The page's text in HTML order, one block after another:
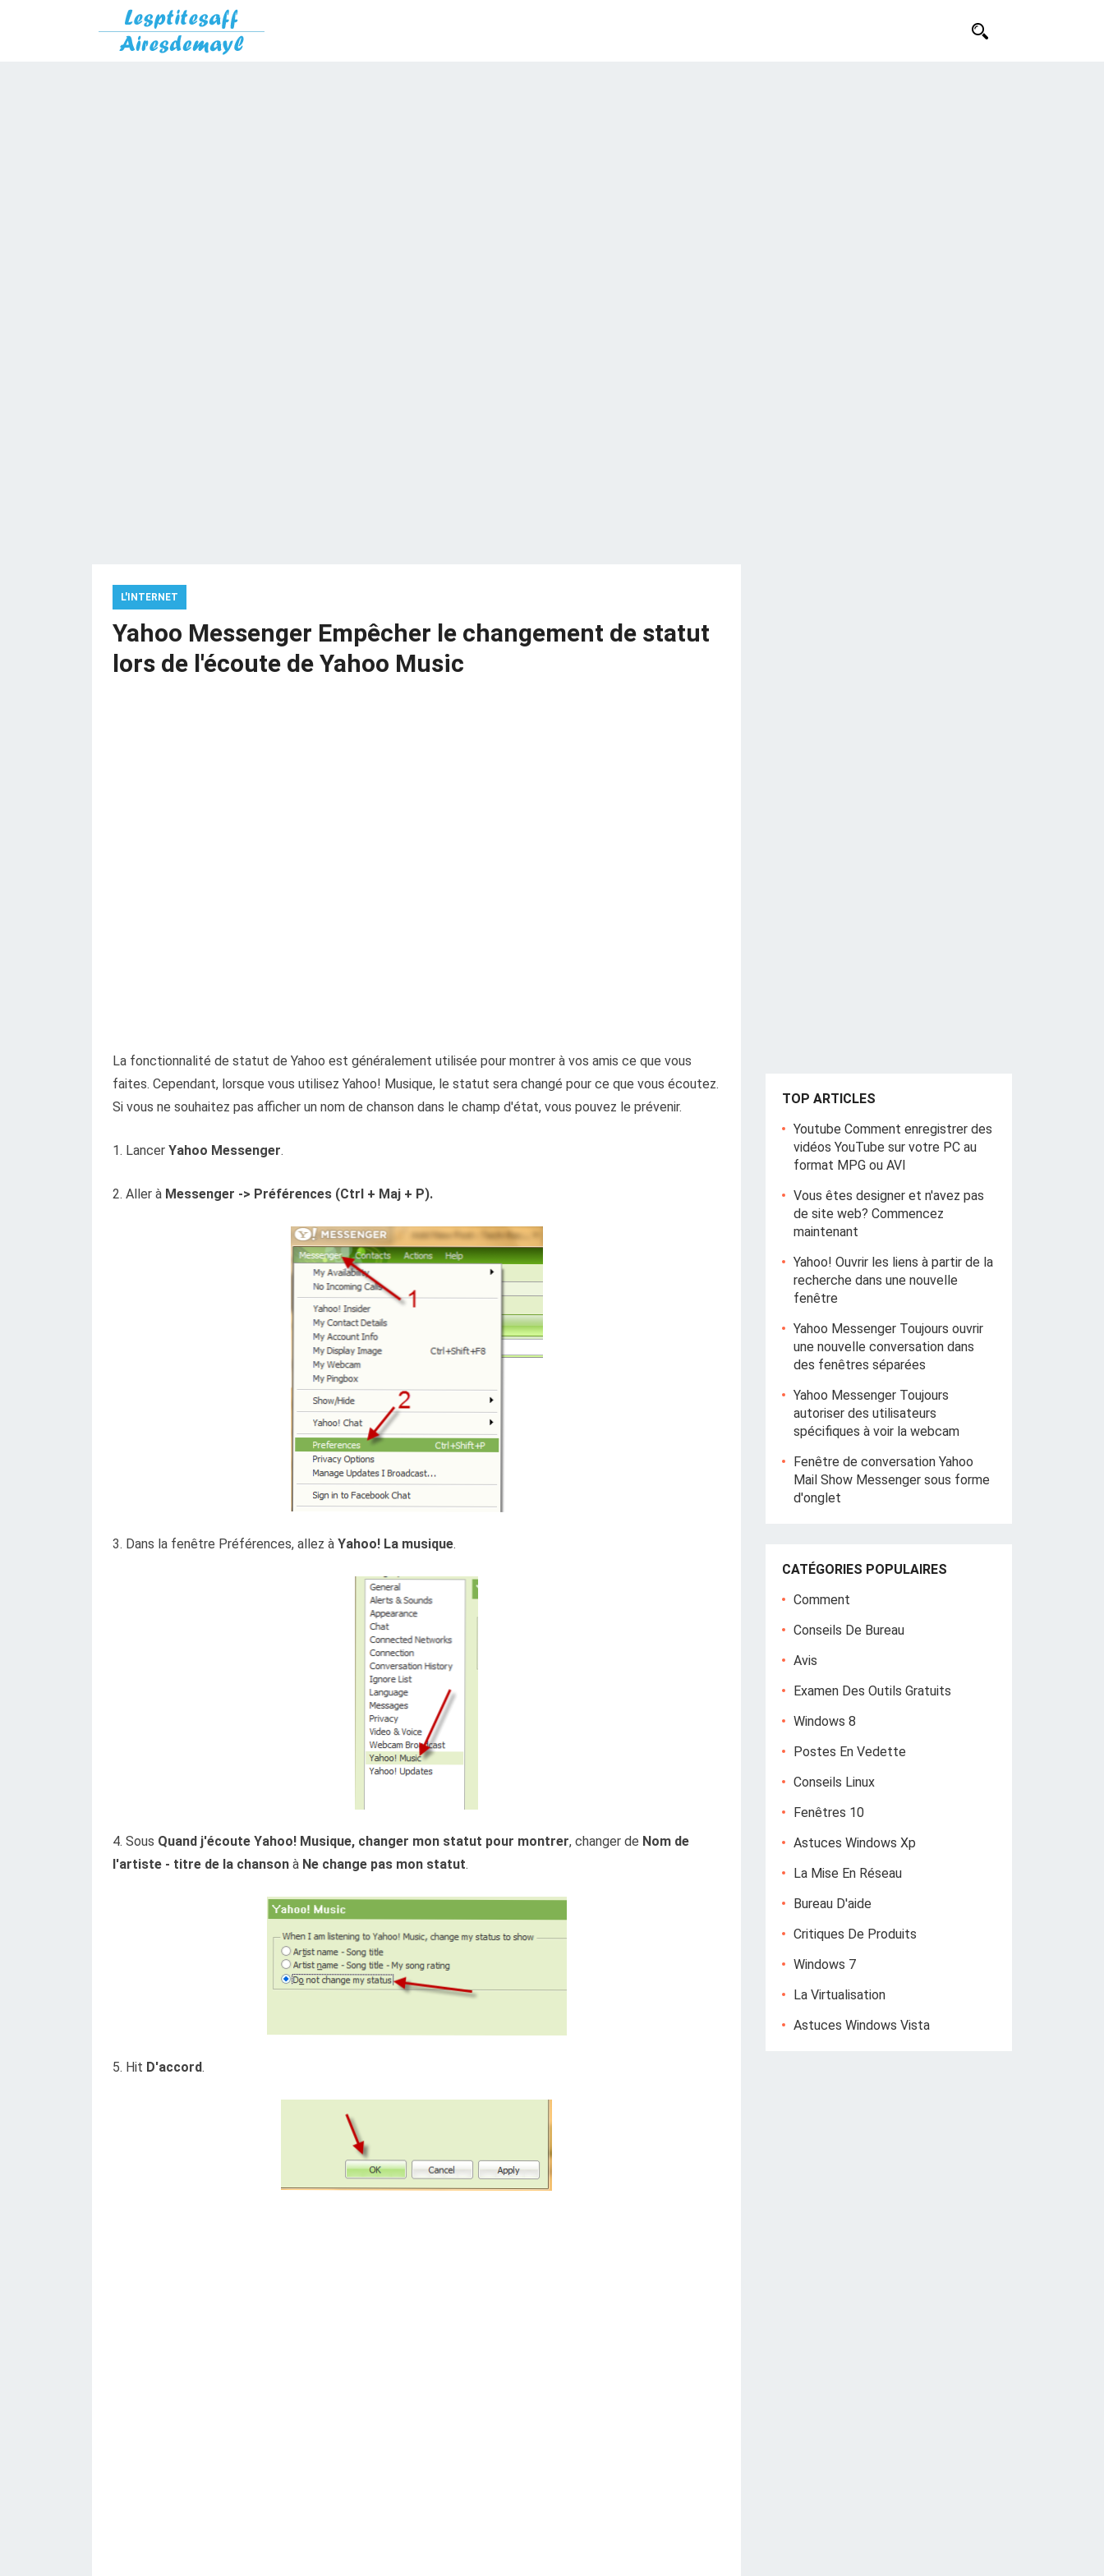
L'INTERNET
Yahoo Messenger Empêcher le changement de statut
lors de l'écoute de Yahoo Music
La fonctionnalité de statut de Yahoo est généralement utilisée pour montrer à vos amis ce que vous
faites. Cependant, lorsque vous utilisez Yahoo! Musique, le statut sera changé pour ce que vous écoutez.
Si vous ne souhaitez pas afficher un nom de chanson dans le champ d'état, vous pouvez le prévenir.
1. Lancer Yahoo Messenger.
2. Aller à Messenger -> Préférences (Ctrl + Maj + P).
3. Dans la fenêtre Préférences, allez à Yahoo! La musique.
4. Sous Quand j'écoute Yahoo! Musique, changer mon statut pour montrer, changer de Nom de
l'artiste - titre de la chanson à Ne change pas mon statut.
5. Hit D'accord.
TOP ARTICLES
Youtube Comment enregistrer des
vidéos YouTube sur votre PC au
format MPG ou AVI
Vous êtes designer et n'avez pas
de site web? Commencez
maintenant
Yahoo! Ouvrir les liens à partir de la
recherche dans une nouvelle
fenêtre
Yahoo Messenger Toujours ouvrir
une nouvelle conversation dans
des fenêtres séparées
Yahoo Messenger Toujours
autoriser des utilisateurs
spécifiques à voir la webcam
Fenêtre de conversation Yahoo
Mail Show Messenger sous forme
d'onglet
CATÉGORIES POPULAIRES
Comment
Conseils De Bureau
Avis
Examen Des Outils Gratuits
Windows 8
Postes En Vedette
Conseils Linux
Fenêtres 10
Astuces Windows Xp
La Mise En Réseau
Bureau D'aide
Critiques De Produits
Windows 7
La Virtualisation
Astuces Windows Vista